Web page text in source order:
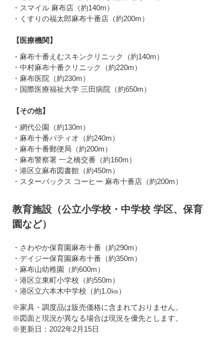
・スマイル 麻布店（約140m）
・くすりの福太郎麻布十番店（約200m）
【医療機関】
・麻布十番えむスキンクリニック（約140m）
・中村麻布十番クリニック（約220m）
・麻布医院（約230m）
・国際医療福祉大学 三田病院（約650m）
【その他】
・網代公園（約130m）
・麻布十番パティオ（約240m）
・麻布十番郵便局（約200m）
・麻布警察署 一之橋交番（約160m）
・港区立麻布図書館（約450m）
・スターバックス コーヒー 麻布十番店（約200m）
教育施設（公立小学校・中学校 学区、保育
園など）
・さわやか保育園麻布十番（約290m）
・デイジー保育園麻布十番（約350m）
・麻布山幼稚園（約600m）
・港区立東町小学校（約550m）
・港区立六本木中学校（約1.0㎞）
※家具・調度品は販売価格に含まれておりません。
※図面と現況が異なる場合は現況を優先とします。
※更新日：2022年2月15日